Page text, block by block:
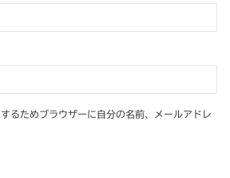
るためブラウザーに自分の名前、メールアドレ